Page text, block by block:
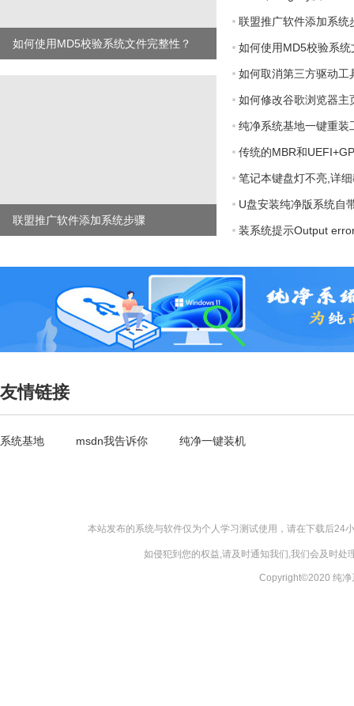
如何使用MD5校验系统文件完整性？
联盟推广软件添加系统步骤
联盟推广软件添加系统
如何使用MD5校验系
如何取消第三方驱动工
如何修改谷歌浏览器主
纯净系统基地一键重装
传统的MBR和
笔记本键盘灯不亮,详
U盘安装纯净版系统自
装系统提示Output
友情链接
系统基地 msdn我告诉你 纯净一键装机
本站发布的系统与软件仅为个人学习测试使用，请在下载后24
如侵犯到您的权益,请及时通知我们,我们会及时
Copyright©2020 纯净